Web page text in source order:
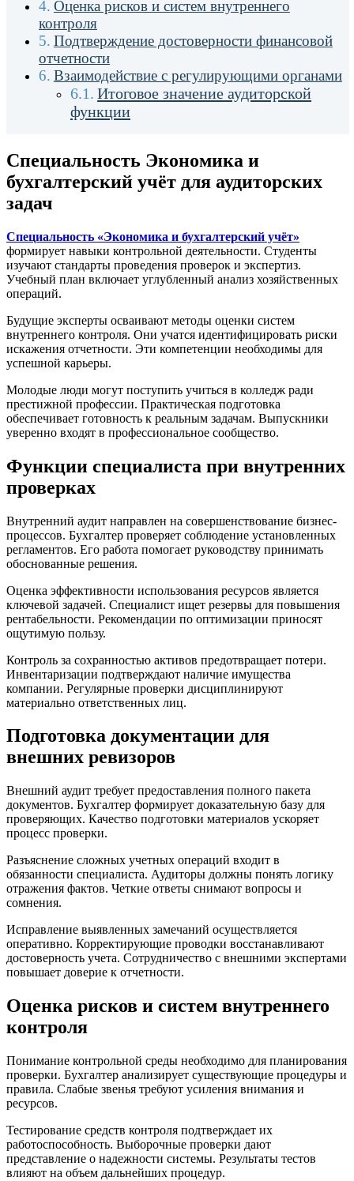
Оценка рисков и систем внутреннего
контроля
Подтверждение достоверности финансовой
отчетности
Взаимодействие с регулирующими органами
Итоговое значение аудиторской
функции
Специальность Экономика и
бухгалтерский учёт для аудиторских
задач
Специальность «Экономика и бухгалтерский учёт»
формирует навыки контрольной деятельности. Студенты
изучают стандарты проведения проверок и экспертиз.
Учебный план включает углубленный анализ хозяйственных
операций.
Будущие эксперты осваивают методы оценки систем
внутреннего контроля. Они учатся идентифицировать риски
искажения отчетности. Эти компетенции необходимы для
успешной карьеры.
Молодые люди могут поступить учиться в колледж ради
престижной профессии. Практическая подготовка
обеспечивает готовность к реальным задачам. Выпускники
уверенно входят в профессиональное сообщество.
Функции специалиста при внутренних
проверках
Внутренний аудит направлен на совершенствование бизнес-
процессов. Бухгалтер проверяет соблюдение установленных
регламентов. Его работа помогает руководству принимать
обоснованные решения.
Оценка эффективности использования ресурсов является
ключевой задачей. Специалист ищет резервы для повышения
рентабельности. Рекомендации по оптимизации приносят
ощутимую пользу.
Контроль за сохранностью активов предотвращает потери.
Инвентаризации подтверждают наличие имущества
компании. Регулярные проверки дисциплинируют
материально ответственных лиц.
Подготовка документации для
внешних ревизоров
Внешний аудит требует предоставления полного пакета
документов. Бухгалтер формирует доказательную базу для
проверяющих. Качество подготовки материалов ускоряет
процесс проверки.
Разъяснение сложных учетных операций входит в
обязанности специалиста. Аудиторы должны понять логику
отражения фактов. Четкие ответы снимают вопросы и
сомнения.
Исправление выявленных замечаний осуществляется
оперативно. Корректирующие проводки восстанавливают
достоверность учета. Сотрудничество с внешними экспертами
повышает доверие к отчетности.
Оценка рисков и систем внутреннего
контроля
Понимание контрольной среды необходимо для планирования
проверки. Бухгалтер анализирует существующие процедуры и
правила. Слабые звенья требуют усиления внимания и
ресурсов.
Тестирование средств контроля подтверждает их
работоспособность. Выборочные проверки дают
представление о надежности системы. Результаты тестов
влияют на объем дальнейших процедур.